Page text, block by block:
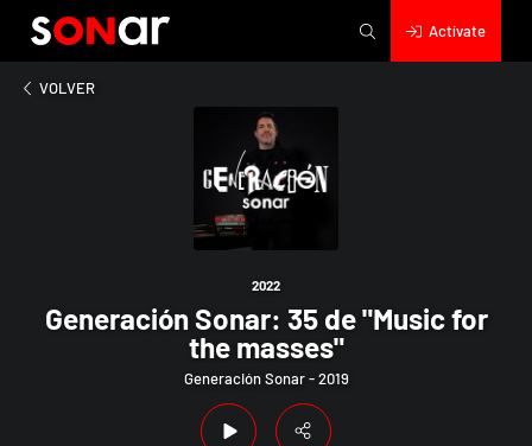
Actívate
VOLVER
2022
Generación Sonar: 35 de "Music for
the masses"
Generación Sonar - 2019
2022
Sonar: 35 de "Music for the masses"